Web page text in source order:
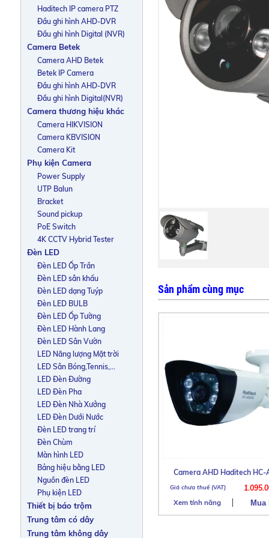
Sản phẩm cùng mục
Camera AHD Haditech HC-
Xem tính năng
Haditech IP camera PTZ
Đầu ghi hình AHD-DVR
Đầu ghi hình Digital (NVR)
Camera Betek
Camera AHD Betek
Betek IP Camera
Đầu ghi hình AHD-DVR
Đầu ghi hình Digital(NVR)
Camera thương hiệu khác
Camera HIKVISION
Camera KBVISION
Camera Kit
Phụ kiện Camera
Power Supply
UTP Balun
Bracket
Sound pickup
PoE Switch
4K CCTV Hybrid Tester
Đèn LED
Đèn LED Ốp Trần
Đèn LED sân khấu
Đèn LED dạng Tuýp
Đèn LED BULB
Đèn LED Ốp Tường
Đèn LED Hành Lang
Đèn LED Sân Vườn
LED Năng lượng Mặt trời
LED Sân Bóng,Tennis,...
LED Đèn Đường
LED Đèn Pha
LED Đèn Nhà Xưởng
LED Đèn Dưới Nước
Đèn LED trang trí
Đèn Chùm
Màn hình LED
Bảng hiệu bằng LED
Nguồn đèn LED
Phụ kiện LED
Thiết bị báo trộm
Trung tâm có dây
Trung tâm không dây